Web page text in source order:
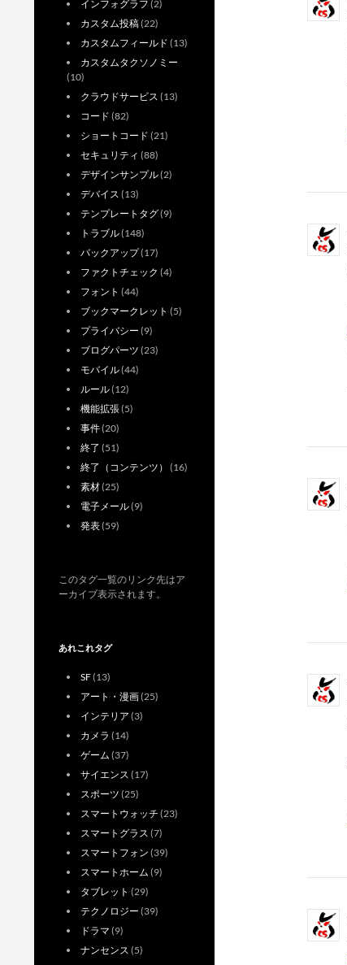
インフォグラフ (2)
カスタム投稿(22)
カスタムフィールド (13)
カスタムタクソノミー
(10)
クラウドサービス (13)
コード (82)
ショートコード (21)
セキュリティ (88)
デザインサンプル(2)
デバイス (13)
テンプレートタグ(9)
トラブル(148)
バックアップ(17)
ファクトチェック (4)
フォント (44)
ブックマークレット (5)
プライバシー (9)
ブログパーツ (23)
モバイル(44)
ルール(12)
機能拡張(5)
事件(20)
終了 (51)
終了（コンテンツ） (16)
素材(25)
電子メール(9)
発表(59)
このタグ一覧のリンク先はア
ーカイブ表示されます。
あれこれタグ
SF(13)
アート・漫画(25)
インテリア (3)
カメラ (14)
ゲーム (37)
サイエンス (17)
スポーツ (25)
スマートウォッチ (23)
スマートグラス (7)
スマートフォン (39)
スマートホーム (9)
タブレット (29)
テクノロジー (39)
ドラマ (9)
ナンセンス (5)